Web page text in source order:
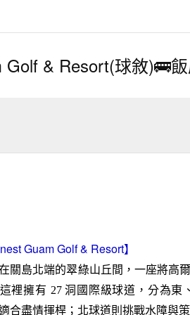
& Resort(球敘)🚌
Guam Golf & Resort】
關島北端的翠綠山丘間，一座將高
裡擁有 27 洞國際級球道，分為東
合盡情揮桿；北球道則挑戰水障與